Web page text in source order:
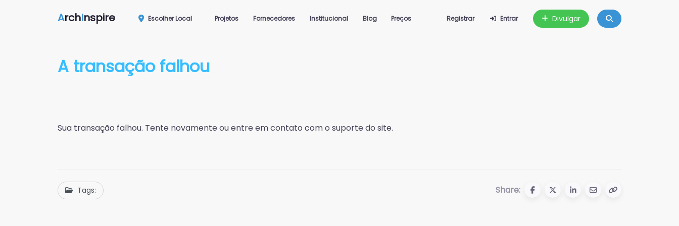
ArchInspire Escolher Local Projetos Fornecedores Institucional Blog Preços Registrar Entrar Divulgar
A transação falhou
Sua transação falhou. Tente novamente ou entre em contato com o suporte do site.
Tags: Share: